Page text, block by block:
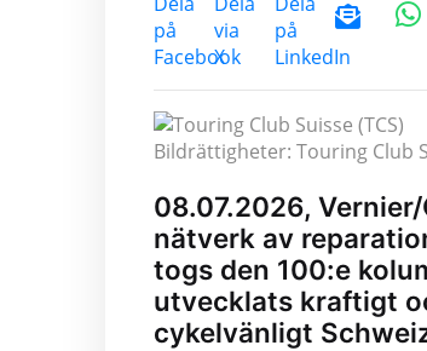
Bildrättigheter: Touring Club
08.07.2026,
nätverk av
togs den 100:e
utvecklats kraftigt
cykelvänligt